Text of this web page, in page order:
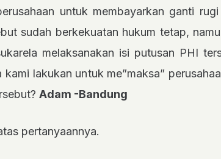
untuk membayarkan ganti
sudah berkekuatan hukum tetap,
melaksanakan isi putusan PHI
kami lakukan untuk me”maksa”
Adam -Bandung
pertanyaannya.